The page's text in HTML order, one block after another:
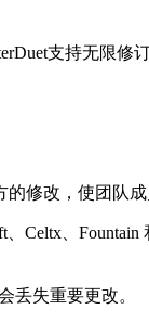
支持无限修
修改，使团队成
Celtx、
丢失重要更改。